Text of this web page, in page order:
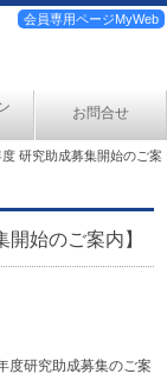
会員専用ページMyWeb
お問合せ
度 研究助成募集開始のご案
開始のご案内】
度研究助成募集のご案